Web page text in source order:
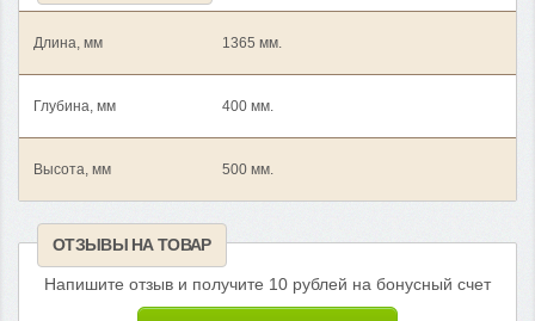
Длина, мм 1365 мм.
Глубина, мм 400 мм.
Высота, мм 500 мм.
ОТЗЫВЫ НА ТОВАР
Напишите отзыв и получите 10 рублей на бонусный счет